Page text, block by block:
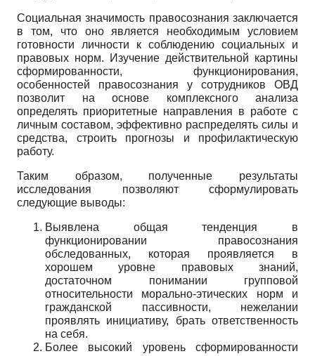
Социальная значимость правосознания заключается
в том, что оно является необходимым условием
готовности личности к соблюдению социальных и
правовых норм. Изучение действительной картины
сформированности, функционирования,
особенностей правосознания у сотрудников ОВД
позволит на основе комплексного анализа
определять приоритетные направления в работе с
личным составом, эффективно распределять силы и
средства, строить прогнозы и профилактическую
работу.
Таким образом, полученные результаты
исследования позволяют сформулировать
следующие выводы:
Выявлена общая тенденция в
функционировании правосознания
обследованных, которая проявляется в
хорошем уровне правовых знаний,
достаточном понимании групповой
относительности морально-этических норм и
гражданской пассивности, нежелании
проявлять инициативу, брать ответственность
на себя.
Более высокий уровень сформированности